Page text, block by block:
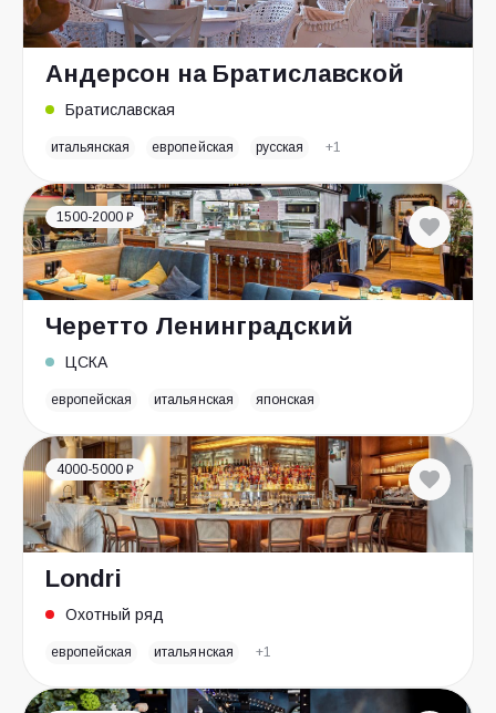
Андерсон на Братиславской
Братиславская
итальянская европейская русская +1
1500-2000 ₽
Черетто Ленинградский
ЦСКА
европейская итальянская японская
4000-5000 ₽
Londri
Охотный ряд
европейская итальянская +1